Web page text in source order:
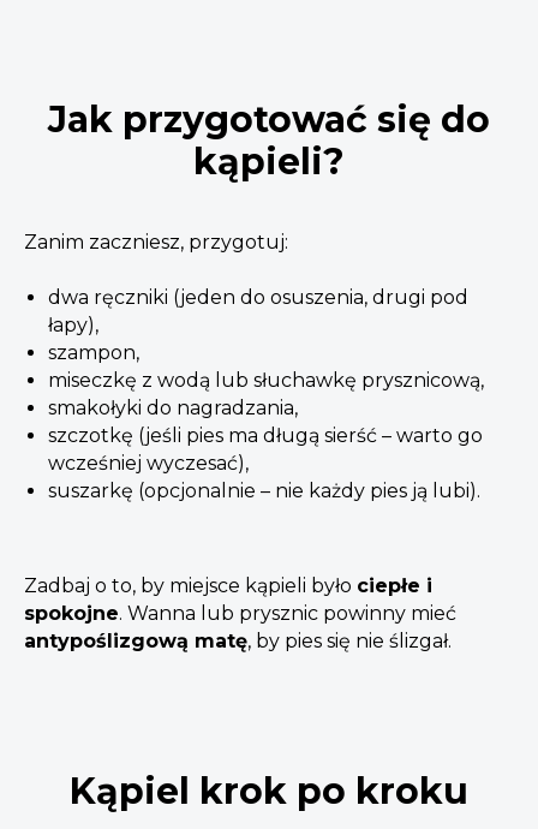
Jak przygotować się do
kąpieli?
Zanim zaczniesz, przygotuj:
dwa ręczniki (jeden do osuszenia, drugi pod
łapy),
szampon,
miseczkę z wodą lub słuchawkę prysznicową,
smakołyki do nagradzania,
szczotkę (jeśli pies ma długą sierść – warto go
wcześniej wyczesać),
suszarkę (opcjonalnie – nie każdy pies ją lubi).
Zadbaj o to, by miejsce kąpieli było ciepłe i
spokojne. Wanna lub prysznic powinny mieć
antypoślizgową matę, by pies się nie ślizgał.
Kąpiel krok po kroku